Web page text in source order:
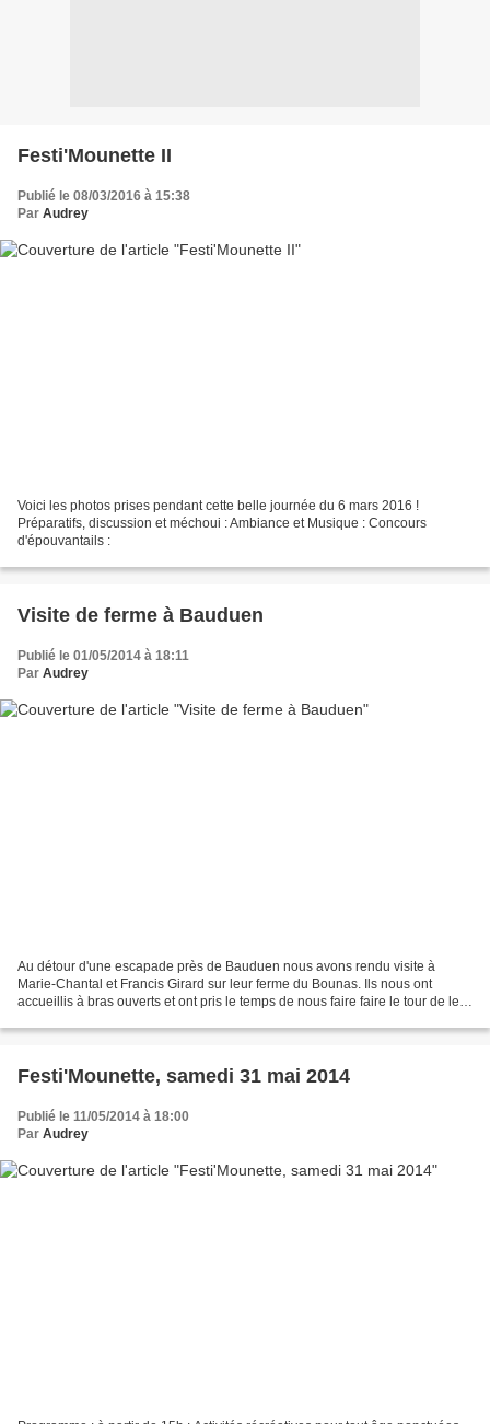
Festi'Mounette II
Publié le 08/03/2016 à 15:38
Par Audrey
Voici les photos prises pendant cette belle journée du 6 mars 2016 !
Préparatifs, discussion et méchoui : Ambiance et Musique : Concours
d'épouvantails :
Visite de ferme à Bauduen
Publié le 01/05/2014 à 18:11
Par Audrey
Au détour d'une escapade près de Bauduen nous avons rendu visite à
Marie-Chantal et Francis Girard sur leur ferme du Bounas. Ils nous ont
accueillis à bras ouverts et ont pris le temps de nous faire faire le tour de leur
Festi'Mounette, samedi 31 mai 2014
Publié le 11/05/2014 à 18:00
Par Audrey